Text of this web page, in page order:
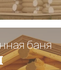
баня